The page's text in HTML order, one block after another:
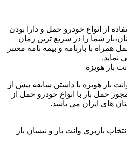
از انواع خودرو حمل و دارا بودن
شما را در سریع ترین زمان
همراه با بارنامه و بیمه نامه معتبر
نماید.
بار هویزه
بار هویزه با داشتن سابقه بیش از
حمل بار با انواع خودرو حمل از
های ایران می باشد.
باربری وانت بار و نیسان بار